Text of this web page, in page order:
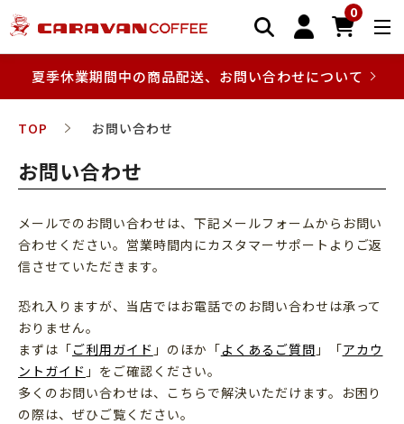
0
夏季休業期間中の商品配送、お問い合わせについて
TOP お問い合わせ
お問い合わせ
メールでのお問い合わせは、下記メールフォームからお問い
合わせください。営業時間内にカスタマーサポートよりご返
信させていただきます。
恐れ入りますが、当店ではお電話でのお問い合わせは承って
おりません。
まずは「ご利用ガイド 」のほか「よくあるご質問 」「アカウ
ントガイド 」をご確認ください。
多くのお問い合わせは、こちらで解決いただけます。お困り
の際は、ぜひご覧ください。